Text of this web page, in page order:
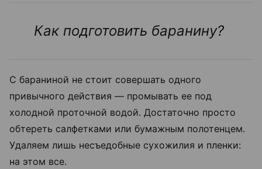
Как подготовить баранину?
С бараниной не стоит совершать одного
привычного действия — промывать ее под
холодной проточной водой. Достаточно просто
обтереть салфетками или бумажным полотенцем.
Удаляем лишь несъедобные сухожилия и пленки:
на этом все.